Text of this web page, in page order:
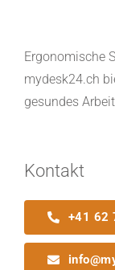
Ergonomische
mydesk24.ch
gesundes
Kontakt
+41 62